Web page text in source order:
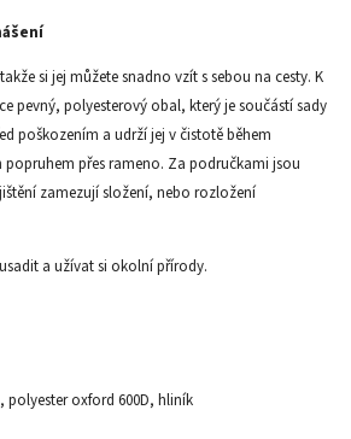
si jej můžete snadno vzít s sebou na cesty. K
pevný, polyesterový obal, který je součástí sady
poškozením a udrží jej v čistotě během
popruhem přes rameno. Za područkami jsou
zamezují složení, nebo rozložení
a užívat si okolní přírody.
polyester oxford 600D, hliník